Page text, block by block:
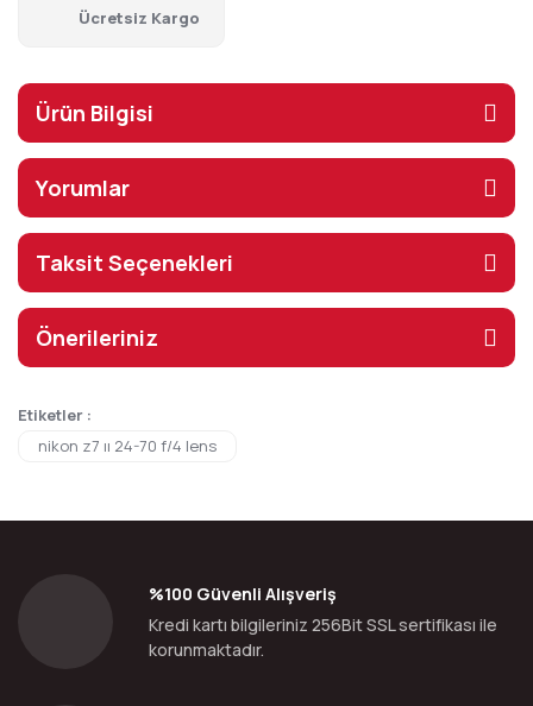
Ücretsiz Kargo
Ürün Bilgisi
Yorumlar
Taksit Seçenekleri
Önerileriniz
Etiketler :
nikon z7 ıı 24-70 f/4 lens
%100 Güvenli Alışveriş
Kredi kartı bilgileriniz 256Bit SSL sertifikası ile
korunmaktadır.